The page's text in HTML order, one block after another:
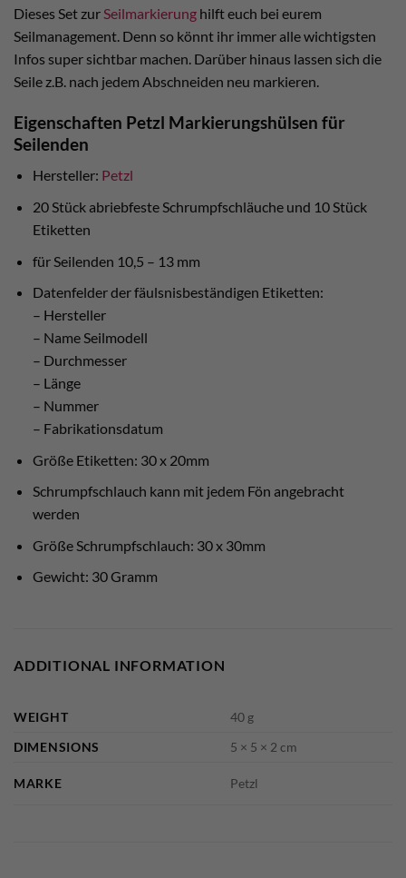
Dieses Set zurSeilmarkierung hilft euch bei eurem
Seilmanagement. Denn so könnt ihr immer alle wichtigsten
Infos super sichtbar machen. Darüber hinaus lassen sich die
Seile z.B. nach jedem Abschneiden neu markieren.
Eigenschaften Petzl Markierungshülsen für
Seilenden
Hersteller: Petzl
20 Stück abriebfeste Schrumpfschläuche und 10 Stück
Etiketten
für Seilenden 10,5 – 13 mm
Datenfelder der fäulsnisbeständigen Etiketten:
– Hersteller
– Name Seilmodell
– Durchmesser
– Länge
– Nummer
– Fabrikationsdatum
Größe Etiketten: 30 x 20mm
Schrumpfschlauch kann mit jedem Fön angebracht
werden
Größe Schrumpfschlauch: 30 x 30mm
Gewicht: 30 Gramm
ADDITIONAL INFORMATION
WEIGHT
40 g
DIMENSIONS
5 × 5 × 2 cm
MARKE Petzl